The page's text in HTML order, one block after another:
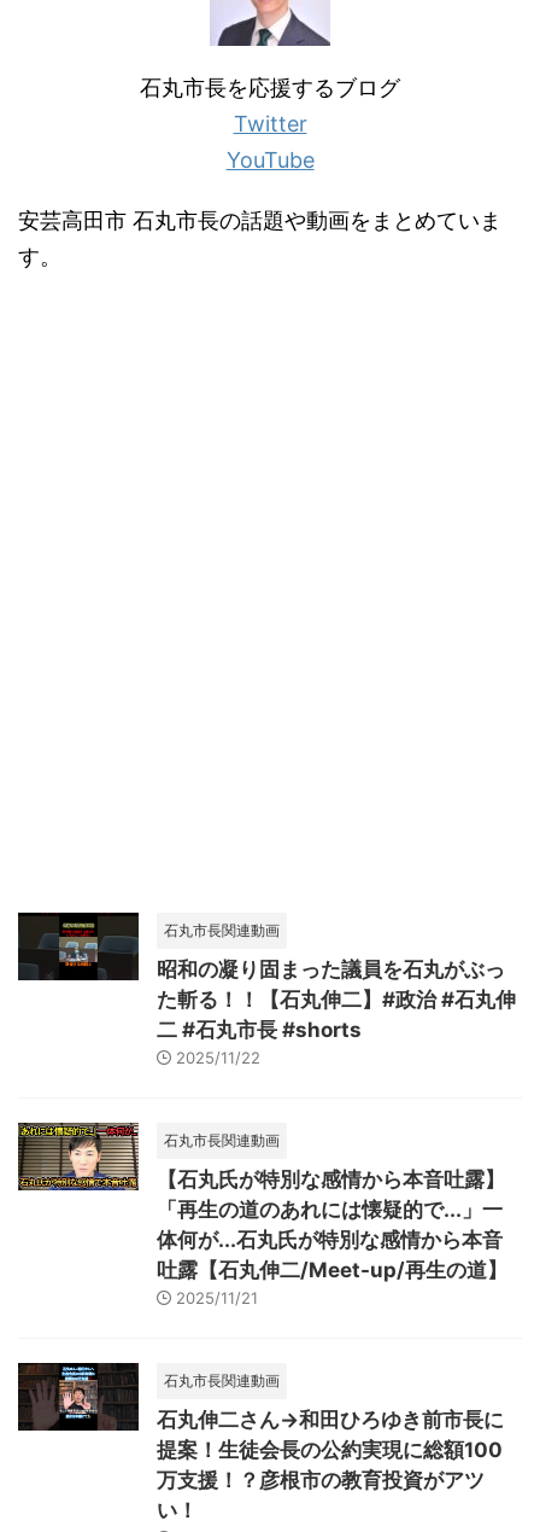
石丸市長を応援するブログ
Twitter
YouTube
安芸高田市 石丸市長の話題や動画をまとめていま
す。
石丸市長関連動画
昭和の凝り固まった議員を石丸がぶっ
た斬る！！【石丸伸二】#政治 #石丸伸
二 #石丸市長 #shorts
2025/11/22
石丸市長関連動画
【石丸氏が特別な感情から本音吐露】
「再生の道のあれには懐疑的で...」一
体何が...石丸氏が特別な感情から本音
吐露【石丸伸二/Meet-up/再生の道】
2025/11/21
石丸市長関連動画
石丸伸二さん→和田ひろゆき前市長に
提案！生徒会長の公約実現に総額100
万支援！？彦根市の教育投資がアツ
い！